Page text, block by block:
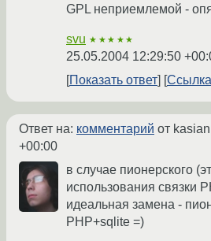
GPL неприемлемой -
svu ★★★★★
25.05.2004 12:29:50
Показать ответ
Ссылка
Ответ на: комментарий от kasian
+00:00
в случае пионерского
использования связки
идеальная замена -
PHP+sqlite =)